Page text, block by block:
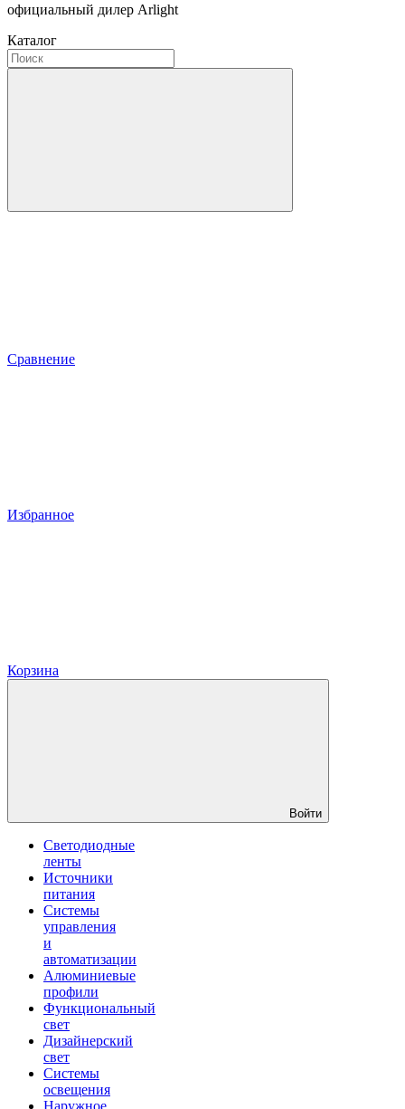
официальный дилер Arlight
Каталог
Сравнение
Избранное
Корзина
Войти
Светодиодные
ленты
Источники
питания
Системы
управления
и
автоматизации
Алюминиевые
профили
Функциональный
свет
Дизайнерский
свет
Системы
освещения
Наружное